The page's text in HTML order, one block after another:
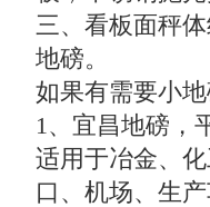
三、看板面秤
地磅。
如果有需要小
1、宜昌地磅，
适用于冶金、
口、机场、生